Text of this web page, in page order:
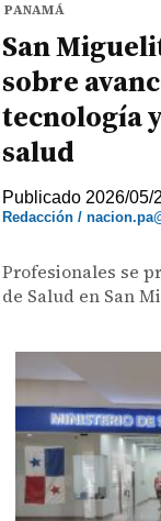
PANAMÁ
San
sobre
tecnología
salud
Publicado 2026/05/
Redacción /
Profesionales se
de Salud en San